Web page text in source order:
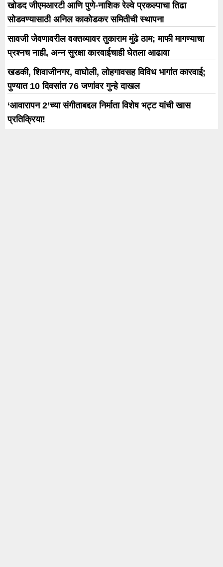
खोडद जीएमआरटी आणि पुणे-नाशिक रेल्वे प्रकल्पाचा तिढा
सोडवण्यासाठी अनिल काकोडकर समितीची स्थापना
सावजी जेवणावरील वक्तव्यावर तुकाराम मुंढे ठाम; माफी मागण्याचा
प्रश्नच नाही, अन्न सुरक्षा कारवाईचाही घेतला आढावा
खडकी, शिवाजीनगर, वाघोली, लोहगावसह विविध भागांत कारवाई;
पुण्यात 10 दिवसांत 76 जणांवर गुन्हे दाखल
‘आवारापन 2’च्या संगीताबद्दल निर्माता विशेष भट्ट यांची खास
प्रतिक्रिया!